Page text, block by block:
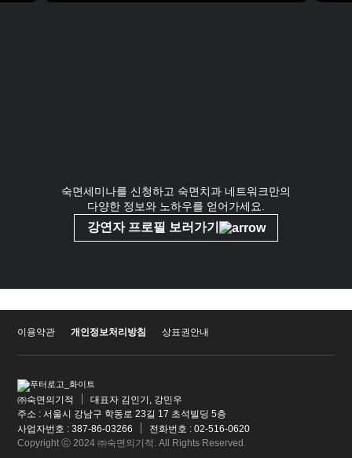
숙면세미나를 신청하고 숙면치과 네트워크만의
다양한 정보와 노하우를 얻어가세요.
강연자 프로필 보러가기
이용약관 개인정보처리방침 상표권안내
㈜숙면의기적
대표자 김인기, 강민우
주소 : 서울시 강남구 학동로 23길 17 초석빌딩 5층
사업자번호 : 387-86-03266
전화번호 : 02-516-0620
Copyright ⓒ 2024 ㈜숙면의기적. All Rights Reserved.